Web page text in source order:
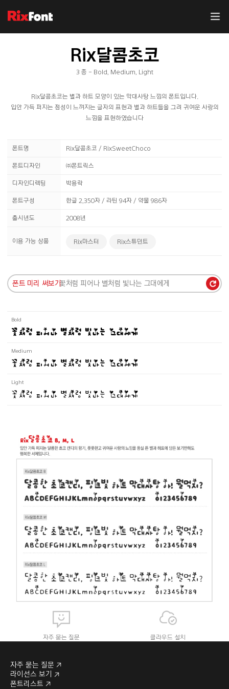
Rix달콤초코
3 종 - Bold, Medium, Light
Rix달콤초코는 별과 하트 모양이 있는 막대사탕 느낌의 폰트입니다.
입안 가득 퍼지는 점성이 느껴지는 글자의 표현과 별과 하트들을 그려 귀여운 사랑의
느낌을 표현하였습니다
폰트명 Rix달콤초코 / RixSweetChoco
폰트디자인 ㈜폰트릭스
디자인디렉팅 박용락
폰트구성 한글 2,350자 / 라틴 94자 / 약물 986자
출시년도 2008년
이용 가능 상품 Rix마스터 Rix스튜던트
폰트 미리 써보기
Bold
꽃처럼 피어나 별처럼 빛나는 그대에게
Medium
꽃처럼 피어나 별처럼 빛나는 그대에게
Light
꽃처럼 피어나 별처럼 빛나는 그대에게
자주 묻는 질문 클라우드 설치
자주 묻는 질문
라이선스 보기
폰트리스트